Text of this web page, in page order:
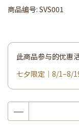
商品编号: SVS001
此商品参与的优惠
七夕限定｜8/1–8/